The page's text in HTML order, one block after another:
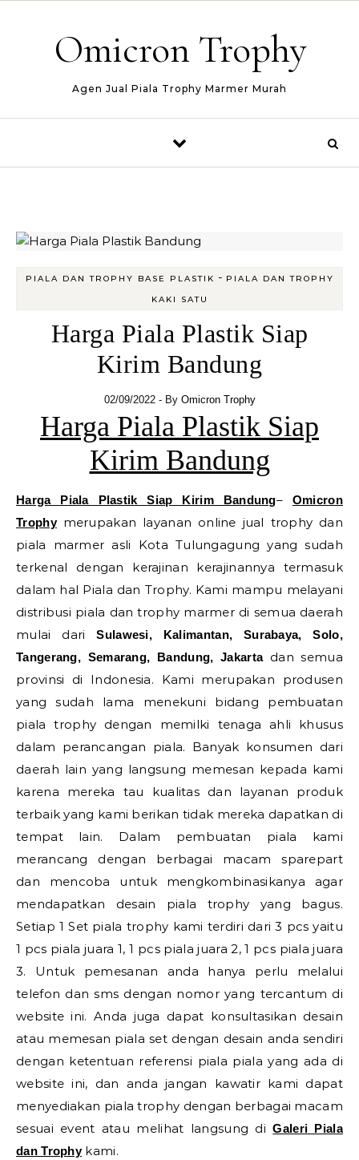
Omicron Trophy
Agen Jual Piala Trophy Marmer Murah
PIALA DAN TROPHY BASE PLASTIK - PIALA DAN TROPHY
KAKI SATU
Harga Piala Plastik Siap
Kirim Bandung
02/09/2022 - By Omicron Trophy
Harga Piala Plastik Siap
Kirim Bandung
Harga Piala Plastik Siap Kirim Bandung– Omicron
Trophymerupakan layanan online jual trophy dan
piala marmer asli Kota Tulungagung yang sudah
terkenal dengan kerajinan kerajinannya termasuk
dalam hal Piala dan Trophy. Kami mampu melayani
distribusi piala dan trophy marmer di semua daerah
mulai dariSulawesi, Kalimantan, Surabaya, Solo,
Tangerang, Semarang, Bandung, Jakartadan semua
provinsi di Indonesia. Kami merupakan produsen
yang sudah lama menekuni bidang pembuatan
piala trophy dengan memilki tenaga ahli khusus
dalam perancangan piala. Banyak konsumen dari
daerah lain yang langsung memesan kepada kami
karena mereka tau kualitas dan layanan produk
terbaik yang kami berikan tidak mereka dapatkan di
tempat lain. Dalam pembuatan piala kami
merancang dengan berbagai macam sparepart
dan mencoba untuk mengkombinasikanya agar
mendapatkan desain piala trophy yang bagus.
Setiap 1 Set piala trophy kami terdiri dari 3 pcs yaitu
1 pcs piala juara 1, 1 pcs piala juara 2, 1 pcs piala juara
3. Untuk pemesanan anda hanya perlu melalui
telefon dan sms dengan nomor yang tercantum di
website ini. Anda juga dapat konsultasikan desain
atau memesan piala set dengan desain anda sendiri
dengan ketentuan referensi piala piala yang ada di
website ini, dan anda jangan kawatir kami dapat
menyediakan piala trophy dengan berbagai macam
sesuai event atau melihat langsung diGaleri Piala
dan Trophykami.